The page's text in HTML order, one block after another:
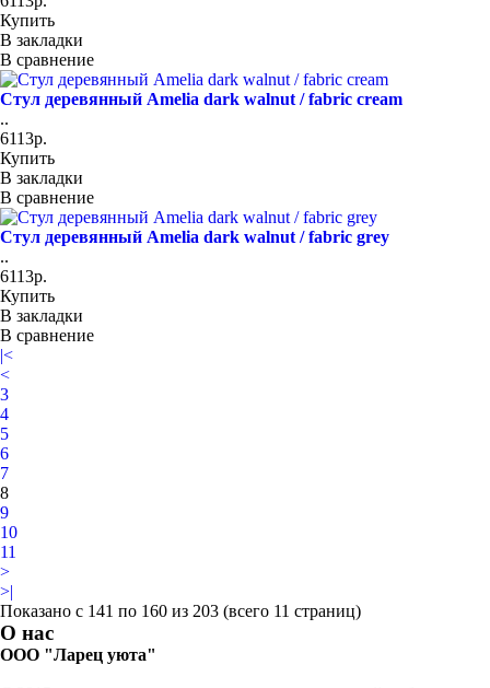
Купить
В закладки
В сравнение
Стул деревянный Amelia dark walnut / fabric cream
..
6113р.
Купить
В закладки
В сравнение
Стул деревянный Amelia dark walnut / fabric grey
..
6113р.
Купить
В закладки
В сравнение
|<
<
3
4
5
6
7
8
9
10
11
>
>|
Показано с 141 по 160 из 203 (всего 11 страниц)
О нас
ООО "Ларец уюта"